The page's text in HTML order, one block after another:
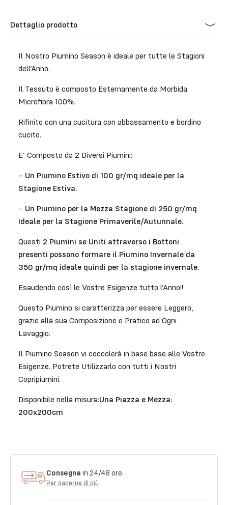
Dettaglio prodotto
Il Nostro Piumino Season è ideale per tutte le Stagioni
dell’Anno.
Il Tessuto è composto Esternamente da Morbida
Microfibra 100%.
Rifinito con una cucitura con abbassamento e bordino
cucito.
E’ Composto da 2 Diversi Piumini:
– Un Piumino Estivo di 100 gr/mq ideale per la
Stagione Estiva.
– Un Piumino per la Mezza Stagione di 250 gr/mq
Ideale per la Stagione Primaverile/Autunnale.
Questi 2 Piumini se Uniti attraverso i Bottoni
presenti possono formare il Piumino Invernale da
350 gr/mq ideale quindi per la stagione invernale.
Esaudendo così le Vostre Esigenze tutto l’Anno!!
Questo Piumino si caratterizza per essere Leggero,
grazie alla sua Composizione e Pratico ad Ogni
Lavaggio.
Il Piumino Season vi coccolerà in base base alle Vostre
Esigenze. Potrete Utilizzarlo con tutti i Nostri
Copripiumini.
Disponibile nella misura:Una Piazza e Mezza:
200x200cm
Consegna in 24/48 ore.
Per saperne di più